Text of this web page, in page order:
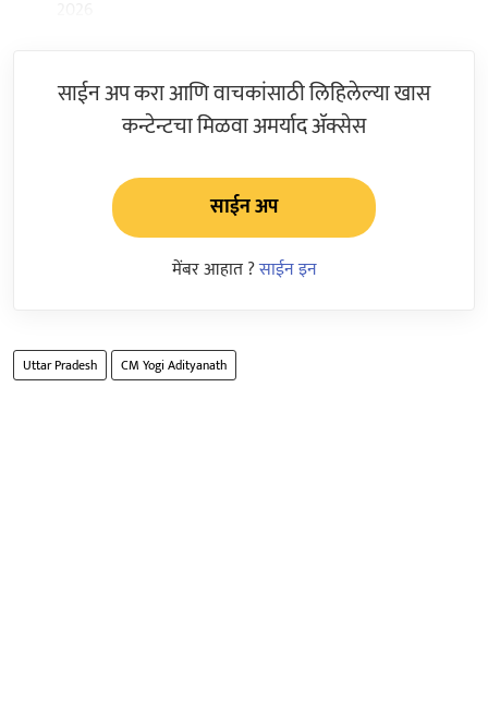
साईन अप करा आणि वाचकांसाठी लिहिलेल्या खास
कन्टेन्टचा मिळवा अमर्याद ॲक्सेस
साईन अप
मेंबर आहात ?साईन इन
Uttar Pradesh CM Yogi Adityanath